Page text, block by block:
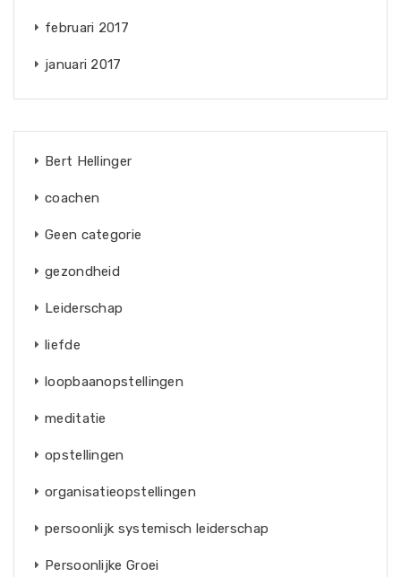
februari 2017
januari 2017
Bert Hellinger
coachen
Geen categorie
gezondheid
Leiderschap
liefde
loopbaanopstellingen
meditatie
opstellingen
organisatieopstellingen
persoonlijk systemisch leiderschap
Persoonlijke Groei